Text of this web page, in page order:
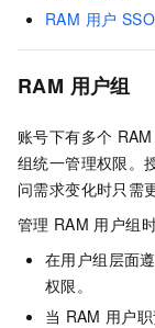
RAM 用户
RAM 用户组
账号下有多个 RAM
组统一管理权限。
问需求变化时只需
管理 RAM 用户组
在用户组层面
权限。
当 RAM 用户